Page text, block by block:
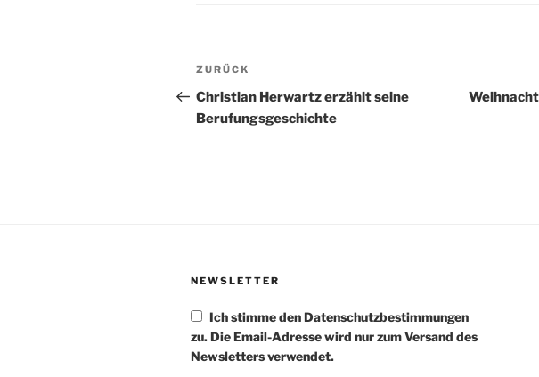
Beitragsnavigation
Vorheriger
Beitrag
ZURÜCK
Christian Herwartz erzählt seine
Berufungsgeschichte
NEWSLETTER
Ich stimme den Datenschutzbestimmungen
zu. Die Email-Adresse wird nur zum Versand des
Newsletters verwendet.